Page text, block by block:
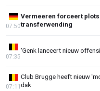
Vermeeren forceert
transferwending
07:50
'Genk lanceert nieuw
07:35
Club Brugge heeft nieuw
dak
07:11